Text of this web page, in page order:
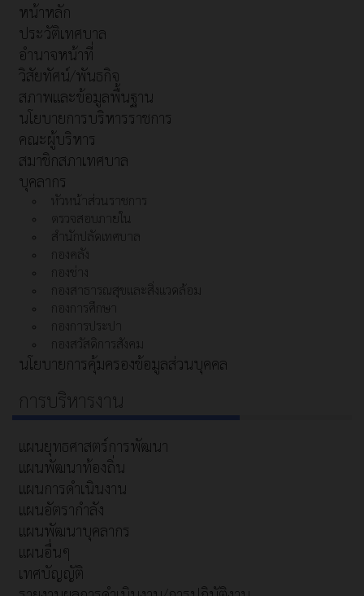
หน้าหลัก
ประวัติเทศบาล
อำนาจหน้าที่
วิสัยทัศน์/พันธกิจ
สภาพและข้อมูลพื้นฐาน
นโยบายการบริหารราชการ
คณะผู้บริหาร
สมาชิกสภาเทศบาล
บุคลากร
หัวหน้าส่วนราชการ
ตรวจสอบภายใน
สำนักปลัดเทศบาล
กองคลัง
กองช่าง
กองสาธารณสุขและสิ่งแวดล้อม
กองการศึกษา
กองการประปา
กองสวัสดิการสังคม
นโยบายการคุ้มครองข้อมูลส่วนบุคคล
การบริหารงาน
แผนยุทธศาสตร์การพัฒนา
แผนพัฒนาท้องถิ่น
แผนการดำเนินงาน
แผนอัตรากำลัง
แผนพัฒนาบุคลากร
แผนอื่นๆ
เทศบัญญัติ